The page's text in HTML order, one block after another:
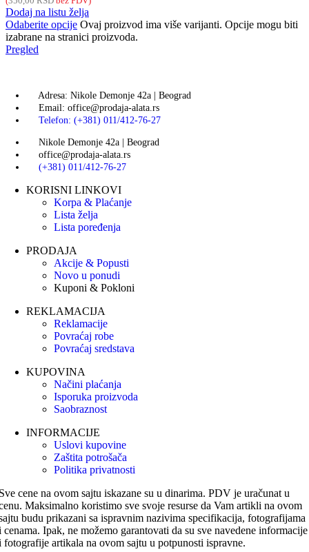
Dodaj na listu želja
Odaberite opcije Ovaj proizvod ima više varijanti. Opcije mogu biti
izabrane na stranici proizvoda.
Pregled
Adresa: Nikole Demonje 42a | Beograd
Email: office@prodaja-alata.rs
Telefon: (+381) 011/412-76-27
Nikole Demonje 42a | Beograd
office@prodaja-alata.rs
(+381) 011/412-76-27
KORISNI LINKOVI
Korpa & Plaćanje
Lista želja
Lista poređenja
PRODAJA
Akcije & Popusti
Novo u ponudi
Kuponi & Pokloni
REKLAMACIJA
Reklamacije
Povraćaj robe
Povraćaj sredstava
KUPOVINA
Načini plaćanja
Isporuka proizvoda
Saobraznost
INFORMACIJE
Uslovi kupovine
Zaštita potrošača
Politika privatnosti
cene na ovom sajtu iskazane su u dinarima. PDV je uračunat u
Maksimalno koristimo sve svoje resurse da Vam artikli na ovom
budu prikazani sa ispravnim nazivima specifikacija, fotografijama
cenama. Ipak, ne možemo garantovati da su sve navedene informacije
fotografije artikala na ovom sajtu u potpunosti ispravne.